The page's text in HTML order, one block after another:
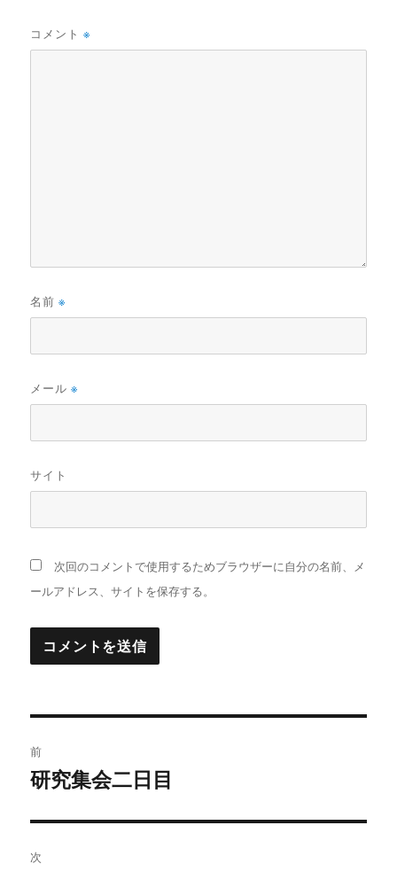
コメント※
名前※
メール※
サイト
次回のコメントで使用するためブラウザーに自分の名前、メ
ールアドレス、サイトを保存する。
稿
ビ
前
前
投
稿:
研究集会二日目
次